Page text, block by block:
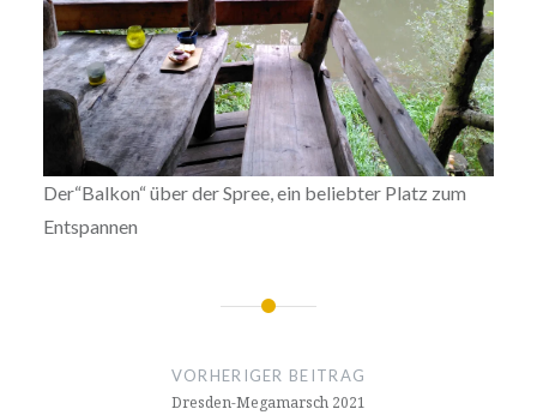
Der“Balkon“ über der Spree, ein beliebter Platz zum
Entspannen
Beitragsnavigation
VORHERIGER BEITRAG
Dresden-Megamarsch 2021